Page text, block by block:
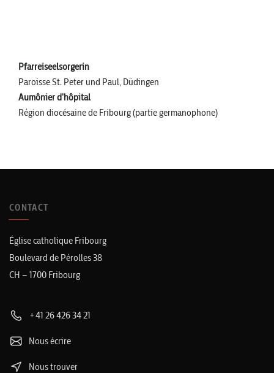
Pfarreiseelsorgerin
Paroisse St. Peter und Paul, Düdingen
Aumônier d'hôpital
Région diocésaine de Fribourg (partie germanophone)
CONTACT
Église catholique Fribourg
Boulevard de Pérolles 38
CH – 1700 Fribourg
+41 26 426 34 21
Nous écrire
Nous trouver